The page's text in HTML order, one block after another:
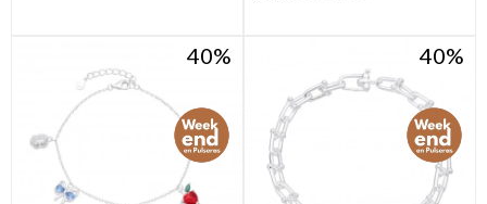
40 40